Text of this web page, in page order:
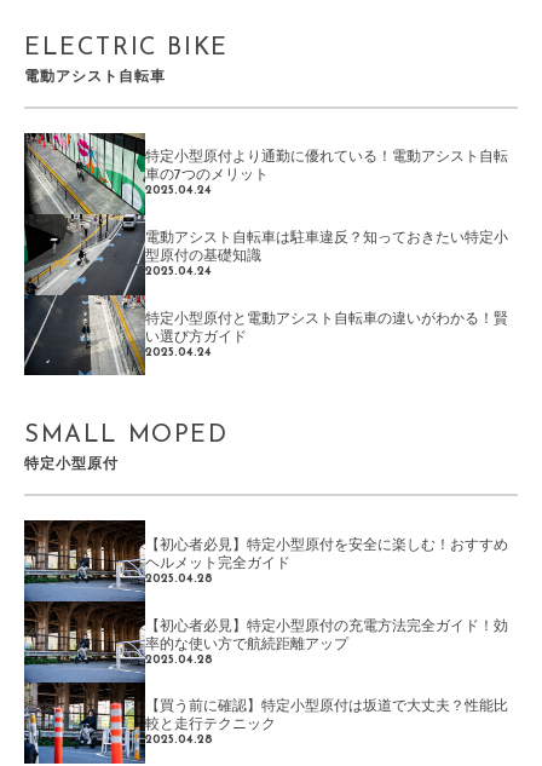
ELECTRIC BIKE
電動アシスト自転車
特定小型原付より通勤に優れている！電動アシスト自転
車の7つのメリット
2025.04.24
電動アシスト自転車は駐車違反？知っておきたい特定小
型原付の基礎知識
2025.04.24
特定小型原付と電動アシスト自転車の違いがわかる！賢
い選び方ガイド
2025.04.24
SMALL MOPED
特定小型原付
【初心者必見】特定小型原付を安全に楽しむ！おすすめ
ヘルメット完全ガイド
2025.04.28
【初心者必見】特定小型原付の充電方法完全ガイド！効
率的な使い方で航続距離アップ
2025.04.28
【買う前に確認】特定小型原付は坂道で大丈夫？性能比
較と走行テクニック
2025.04.28